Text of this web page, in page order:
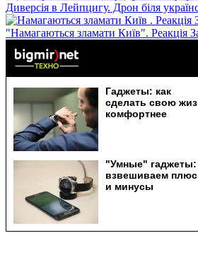
Диверсія в Лейпцигу. Дрон біля
"Намагаються зламати Київ". Реакція